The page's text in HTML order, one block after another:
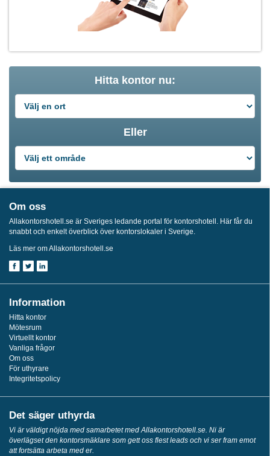
Hitta kontor nu:
Eller
Om oss
Allakontorshotell.se är Sveriges ledande portal för kontorshotell. Här får du
snabbt och enkelt överblick över kontorslokaler i Sverige.
Läs mer om Allakontorshotell.se
Information
Hitta kontor
Mötesrum
Virtuellt kontor
Vanliga frågor
Om oss
För uthyrare
Integritetspolicy
Det säger uthyrda
Vi är väldigt nöjda med samarbetet med Allakontorshotell.se. Ni är
överlägset den kontorsmäklare som gett oss flest leads och vi ser fram emot
att fortsätta arbeta med er.